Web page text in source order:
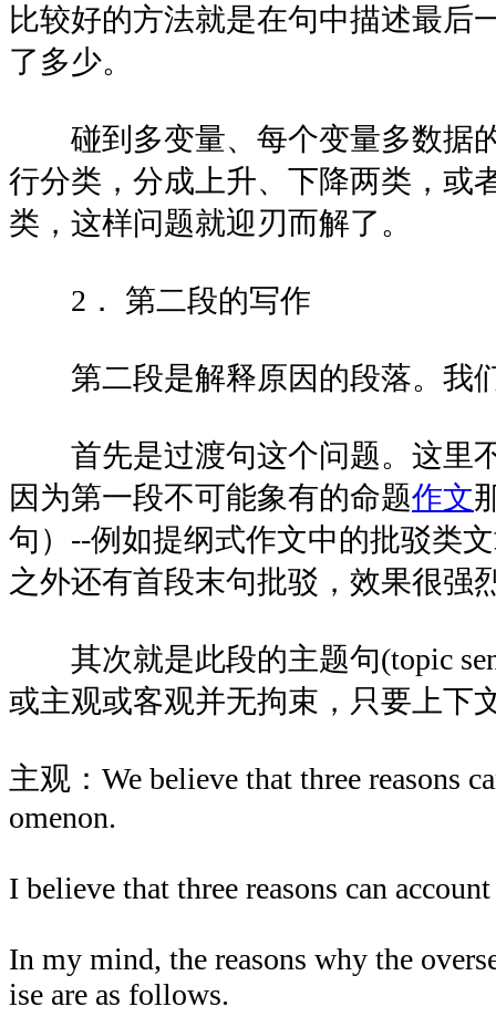
比较好的方法就是在句中描述最后
了多少。
碰到多变量、每个变量多数据
行分类，分成上升、下降两类，或
类，这样问题就迎刃而解了。
2． 第二段的写作
第二段是解释原因的段落。我
首先是过渡句这个问题。这里
因为第一段不可能象有的命题作文
句）--例如提纲式作文中的批驳类
之外还有首段末句批驳，效果很强
其次就是此段的主题句(topic
或主观或客观并无拘束，只要上下
主观：We believe that three reasons
omenon.
I believe that three reasons can
In my mind, the reasons why the
ise are as follows.